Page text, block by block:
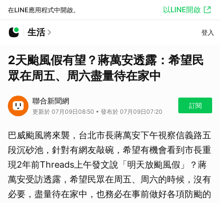
在LINE應用程式中開啟。 以LINE開啟
生活 登入
2天颱風假有望？蔣萬安透露：希望民
眾在周五、周六盡量待在家中
聯合新聞網
更新於 07月09日08:50 • 發布於 07月09日07:20
訂閱
巴威颱風將來襲，台北市長蔣萬安下午視察信義路五
段沉砂池，針對有網友敲碗，希望有機會看到市長重
現2年前Threads上午發文說「明天放颱風假」？蔣
萬安受訪透露，希望民眾在周五、周六的時候，沒有
必要，盡量待在家中，也務必在事前做好各項防颱的